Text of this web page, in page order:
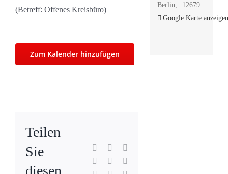
(Betreff: Offenes Kreisbüro)
Zum Kalender hinzufügen
Teilen
Sie
diesen
Facebook
LinkedInWhatsApp
Berlin
12679
Google Karte